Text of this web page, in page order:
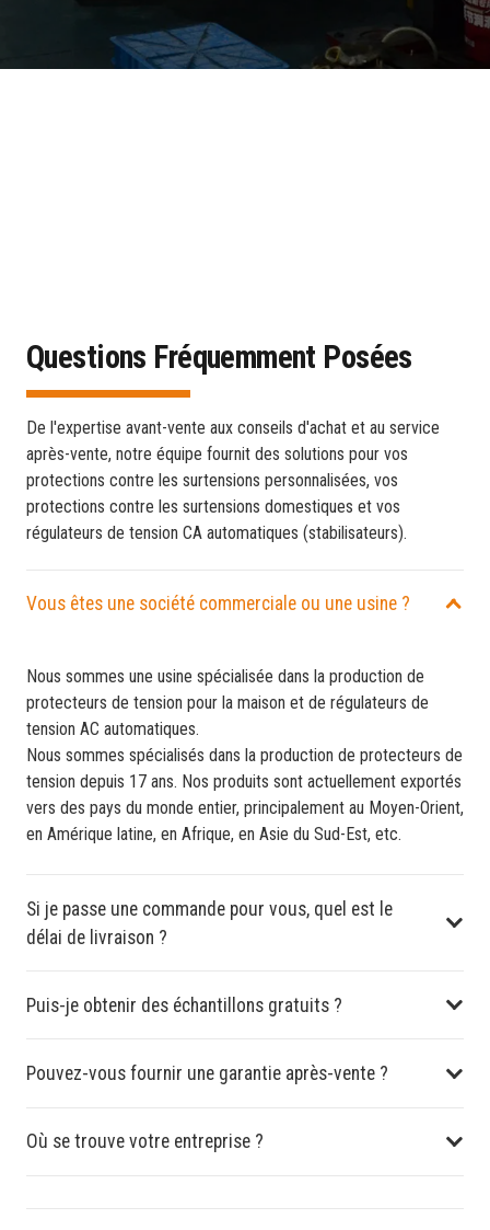
Questions Fréquemment Posées
De l'expertise avant-vente aux conseils d'achat et au service
après-vente, notre équipe fournit des solutions pour vos
protections contre les surtensions personnalisées, vos
protections contre les surtensions domestiques et vos
régulateurs de tension CA automatiques (stabilisateurs).
Vous êtes une société commerciale ou une usine ?
Nous sommes une usine spécialisée dans la production de
protecteurs de tension pour la maison et de régulateurs de
tension AC automatiques.
Nous sommes spécialisés dans la production de protecteurs de
tension depuis 17 ans. Nos produits sont actuellement exportés
vers des pays du monde entier, principalement au Moyen-Orient,
en Amérique latine, en Afrique, en Asie du Sud-Est, etc.
Si je passe une commande pour vous, quel est le
délai de livraison ?
Puis-je obtenir des échantillons gratuits ?
Pouvez-vous fournir une garantie après-vente ?
Où se trouve votre entreprise ?